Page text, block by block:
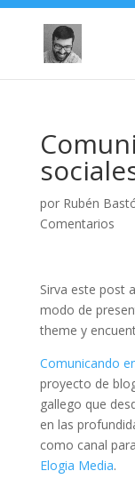
por Rubén
Comentarios
Sirva este post a
modo de
theme y
Comunicando
proyecto de
gallego que
en las
como canal
Elogia Media.